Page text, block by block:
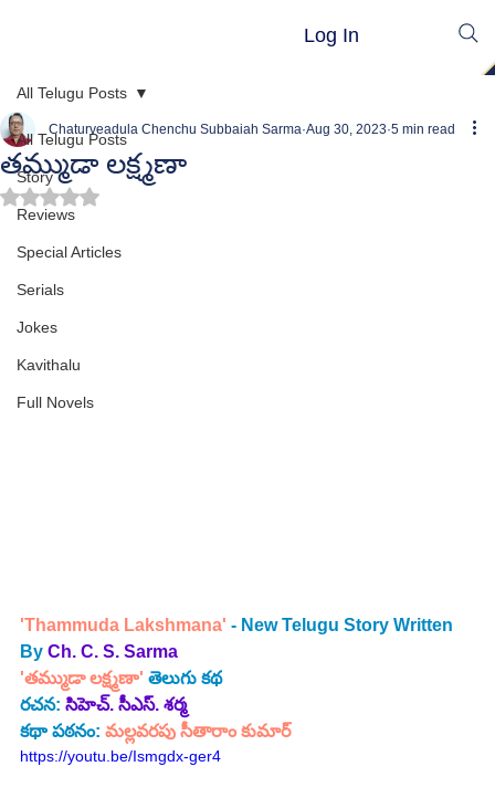
Log In
All Telugu Posts
Story
Reviews
Special Articles
Serials
Jokes
Kavithalu
Full Novels
All Telugu Posts
తమ్ముడా లక్ష్మణా
Chaturveadula Chenchu Subbaiah Sarma Aug 30, 2023 5 min read
Rated NaN out of 5 stars.
'Thammuda Lakshmana' - New Telugu Story Written
By Ch. C. S. Sarma
'తమ్ముడా లక్ష్మణా' తెలుగు కథ
రచన: సిహెచ్. సీఎస్. శర్మ
కథా పఠనం: మల్లవరపు సీతారాం కుమార్
https://youtu.be/Ismgdx-ger4